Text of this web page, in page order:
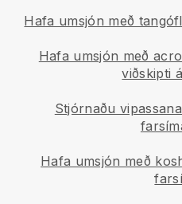
Hafa umsjón með
Hafa umsjón með
viðskipti
Stjórnaðu
Hafa umsjón með